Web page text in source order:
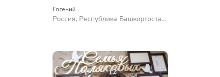
Евгений
Россия, Республика Башкортостан,